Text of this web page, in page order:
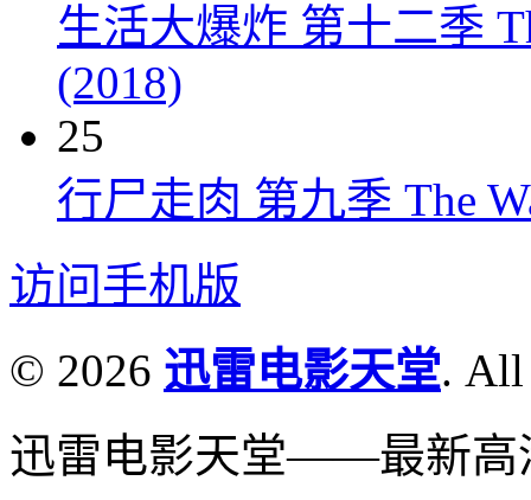
生活大爆炸 第十二季
(2018)
25
行尸走肉 第九季 The
访问手机版
© 2026 迅雷电影天堂. All
迅雷电影天堂——最新高